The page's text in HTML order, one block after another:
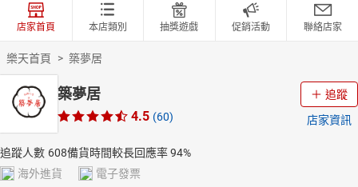
天天免運
居家生活 3C家電 親子玩具
店家首頁 本店類別 抽獎遊戲 促銷活動 聯絡店家
樂天首頁 > 築夢居
築夢居
4.5 (60)
追蹤
店家資訊
追蹤人數 608備貨時間較長回應率94%
海外進貨
電子發票